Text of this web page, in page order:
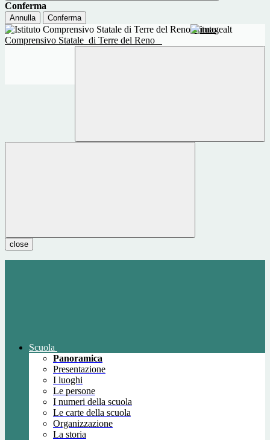
Conferma
Annulla Conferma
Istituto
Comprensivo Statale di Terre del Reno
close
Scuola
Panoramica
Presentazione
I luoghi
Le persone
I numeri della scuola
Le carte della scuola
Organizzazione
La storia